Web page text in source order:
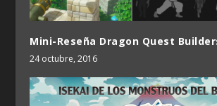
Mini-Reseña Dragon Quest
24 octubre, 2016